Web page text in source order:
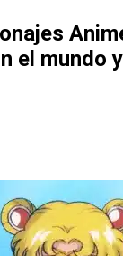
el mundo